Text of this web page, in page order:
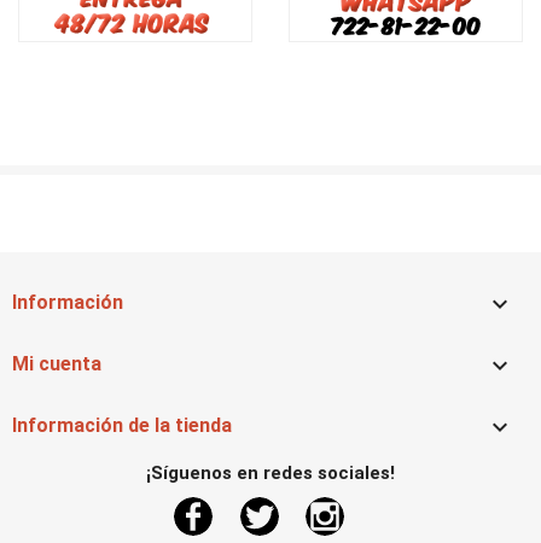
Información 
Mi cuenta 
Información de la tienda 
¡Síguenos en redes sociales!
FacebookTwitter